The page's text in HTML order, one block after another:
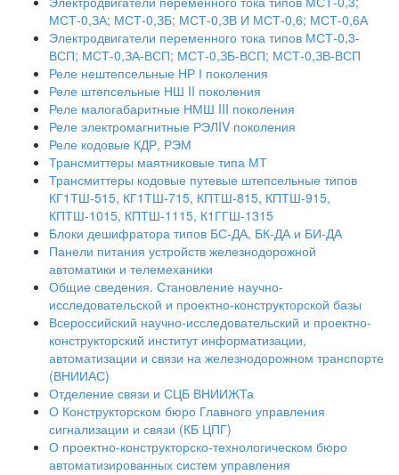
МСТ-0,ЗА; МСТ-0,ЗБ; МСТ-0,ЗВ И МСТ-0,6; МСТ-0,6А
Электродвигатели переменного тока типов МСТ-0,3-
ВСП; МСТ-0,ЗА-ВСП; МСТ-0,ЗБ-ВСП; МСТ-0,ЗВ-ВСП
Реле нештепсельные НР І поколения
Реле штепсельные НШ II поколения
Реле малогабаритные НМШ III поколения
Реле электромагнитные РЭЛIV поколения
Реле кодовые КДР, РЭМ
Трансмиттеры маятниковые типа МТ
Трансмиттеры кодовые путевые штепсельные типов
КГ1ТШ-515, КГ1ТШ-715, КПТШ-815, КПТШ-915,
КПТШ-1015, КПТШ-1115, К1ГГШ-1315
Блоки дешифратора типов БС-ДА, БК-ДА и БИ-ДА
Панели питания устройств железнодорожной
автоматики и телемеханики
Общие сведения. Становление научно-
исследовательской и проектно-конструкторской базы
Всероссийский научно-исследовательский и проектно-
конструкторский институт информатизации,
автоматизации и связи на железнодорожном транспорте
(ВНИИАС)
Отделение связи и СЦБ ВНИИЖТа
О Конструкторском бюро Главного управления
сигнализации и связи (КБ ЦПГ)
О проектно-конструкторско-технологическом бюро
автоматизированных систем управления